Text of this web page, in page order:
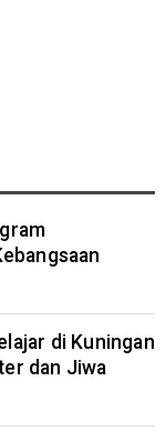
di Kuningan
dan Jiwa